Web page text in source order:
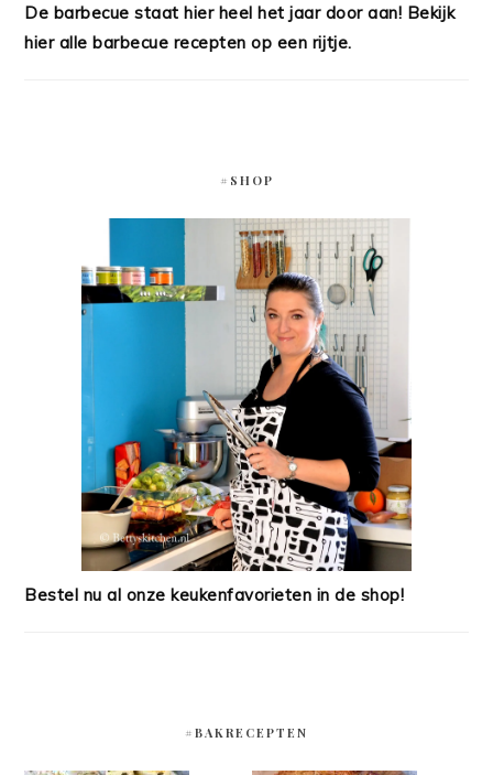
De barbecue staat hier heel het jaar door aan! Bekijk
hier alle barbecue recepten op een rijtje.
#SHOP
Bestel nu al onze keukenfavorieten in de shop!
#BAKRECEPTEN